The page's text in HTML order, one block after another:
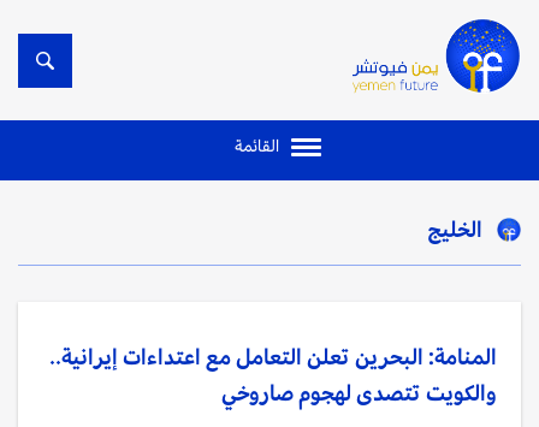
القائمة
الخليج
المنامة: البحرين تعلن التعامل مع اعتداءات إيرانية..
والكويت تتصدى لهجوم صاروخي